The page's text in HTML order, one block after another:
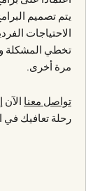
يتم تصميم
الاحتياجات
تخطي المشكلة
مرة أخرى.
تواصل معنا
رحلة تعافيك في